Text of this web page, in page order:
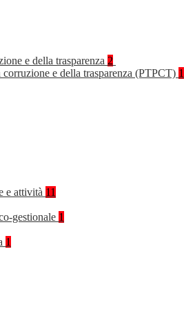
e della trasparenza 2
e della trasparenza (PTPCT) 1
e attività 11
gestionale 1
1